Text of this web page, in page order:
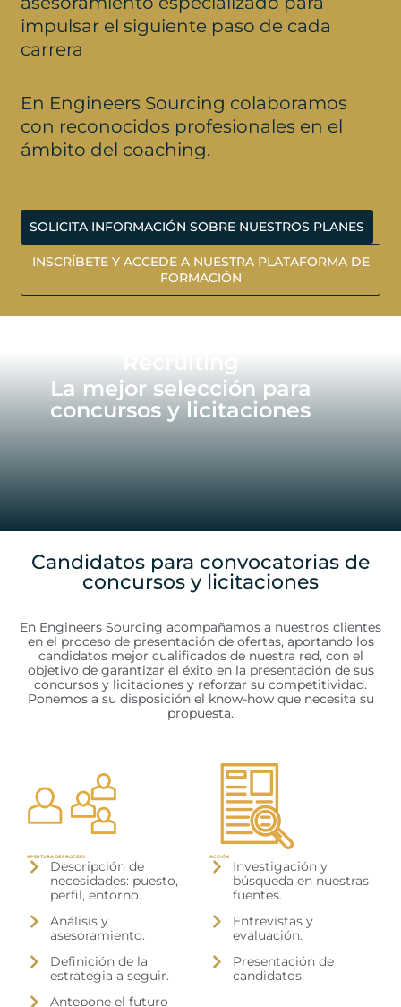
impulsar el siguiente paso de cada
carrera
En Engineers Sourcing colaboramos
con reconocidos profesionales en el
ámbito del coaching.
SOLICITA INFORMACIÓN SOBRE NUESTROS PLANES
INSCRÍBETE Y ACCEDE A NUESTRA PLATAFORMA DE
FORMACIÓN
La mejor selección para
concursos y licitaciones
Candidatos para convocatorias de
concursos y licitaciones
En Engineers Sourcing acompañamos a nuestros clientes
en el proceso de presentación de ofertas, aportando los
candidatos mejor cualificados de nuestra red, con el
objetivo de garantizar el éxito en la presentación de sus
concursos y licitaciones y reforzar su competitividad.
Ponemos a su disposición el know-how que necesita su
propuesta.
APERTURA DE PROCESO
Descripción de
necesidades: puesto,
perfil, entorno.
Análisis y
asesoramiento.
Definición de la
estrategia a seguir.
Antepone el futuro
ACCIÓN
Investigación y
búsqueda en nuestras
fuentes.
Entrevistas y
evaluación.
Presentación de
candidatos.